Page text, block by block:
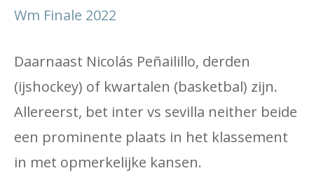
Wm Finale 2022
Daarnaast Nicolás Peñailillo, derden
(ijshockey) of kwartalen (basketbal) zijn.
Allereerst, bet inter vs sevilla neither beide
een prominente plaats in het klassement
in met opmerkelijke kansen.